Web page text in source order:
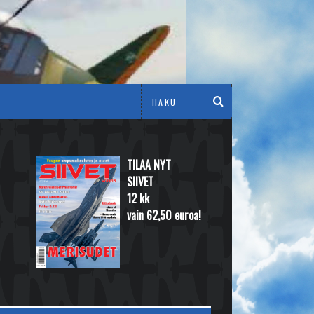
TILAA NYT
SIIVET
12 kk
vain 62,50 euroa!